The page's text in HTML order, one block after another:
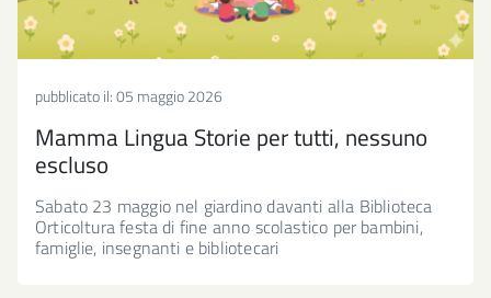
pubblicato il:05 maggio 2026
Mamma Lingua Storie per tutti, nessuno
escluso
Sabato 23 maggio nel giardino davanti alla Biblioteca
Orticoltura festa di fine anno scolastico per bambini,
famiglie, insegnanti e bibliotecari